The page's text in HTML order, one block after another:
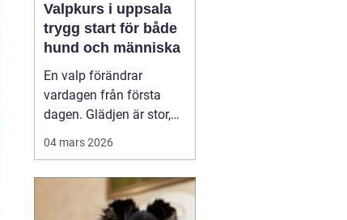
Valpkurs i uppsala
trygg start för både
hund och människa
En valp förändrar
vardagen från första
dagen. Glädjen är stor,
följsam och social hund.
En genomtänktvalpkurs
04 mars 2026